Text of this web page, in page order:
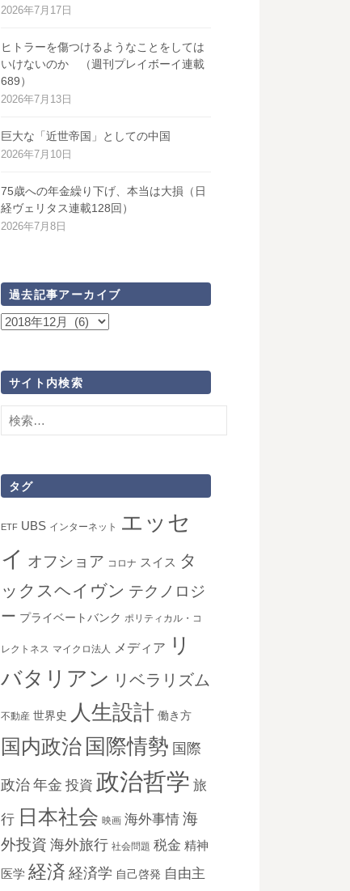
2026年7月17日
ヒトラーを傷つけるようなことをしては
いけないのか （週刊プレイボーイ連載
689）
2026年7月13日
巨大な「近世帝国」としての中国
2026年7月10日
75歳への年金繰り下げ、本当は大損（日
経ヴェリタス連載128回）
2026年7月8日
過去記事アーカイブ
過
事
ー
カ
ブ
サイト内検索
検
索:
タグ
ETF UBS インターネット
エッセ
イ オフショア コロナ スイス タ
ックスヘイヴン テクノロジ
ー プライベートバンク ポリティカル・コ
レクトネス マイクロ法人 メディア
リ
バタリアン リベラリズム
不動産 世界史 人生設計 働き方
国内政治 国際情勢 国際
政治 年金 投資 政治哲学 旅
行 日本社会 映画 海外事情 海
外投資 海外旅行 社会問題 税金 精神
医学 経済 経済学 自己啓発 自由主